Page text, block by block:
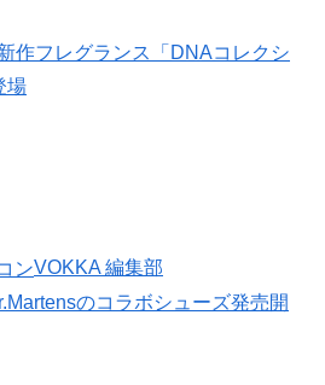
作フレグランス「DNAコレクシ
場
VOKKA 編集部